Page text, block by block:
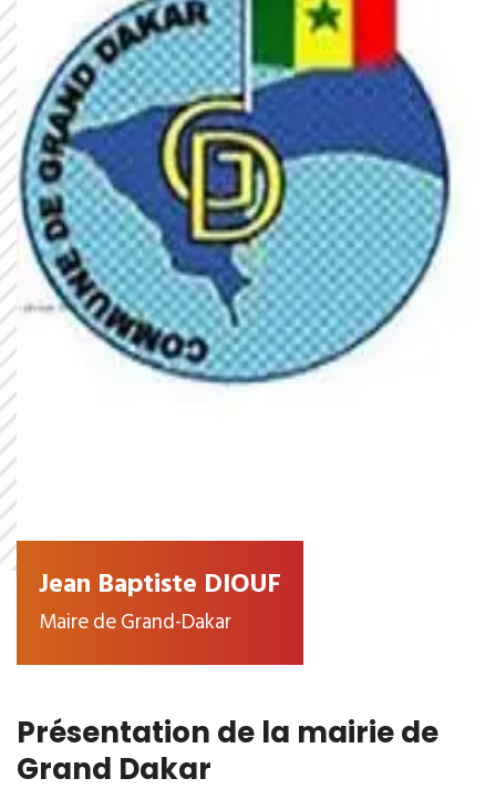
Jean Baptiste DIOUF
Maire de Grand-Dakar
Présentation de la mairie de
Grand Dakar